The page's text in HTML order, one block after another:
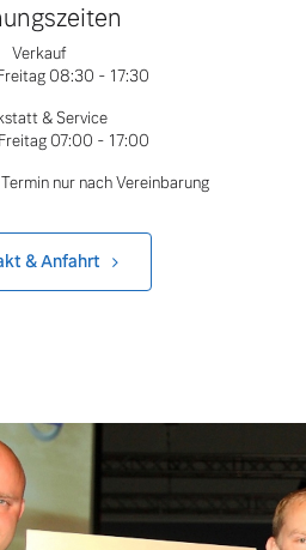
Verkauf
08:30 - 17:30
& Service
07:00 - 17:00
nur nach Vereinbarung
& Anfahrt